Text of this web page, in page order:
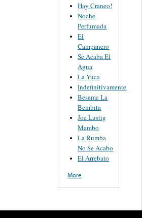
Hay Craneo!
Noche
Perfumada
El
Campanero
Se Acaba El
Agua
La Yuca
Indefinitivamente
Besame La
Bembita
Joe Lustig
Mambo
La Rumba
No Se Acabo
El Arrebato
More